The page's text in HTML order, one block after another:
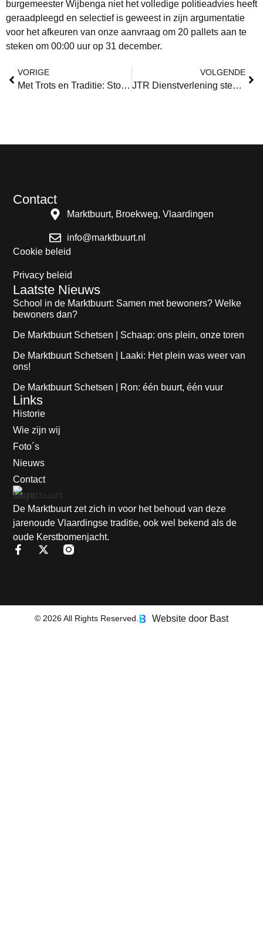
burgemeester Wijbenga niet het volledige politieadvies heeft
geraadpleegd en selectief is geweest in zijn argumentatie
voor het afkeuren van onze aanvraag om 20 pallets aan te
steken om 00:00 uur op 31 december.
VORIGE
Met Trots en Traditie: Stoffels Foods Sponsort Marktbuurt Outdoor!
VOLGENDE
JTR Dienstverlening steunt Marktbuurt Outdoor: Wij staan achter deze traditie!
De Marktbuurt zet zich in voor het behoud van deze
jarenoude Vlaardingse traditie, ook wel bekend als de
oude Kerstbomenjacht.
Laatste Nieuws
School in de Marktbuurt: Samen met bewoners? Welke
bewoners dan?
De Marktbuurt Schetsen | Schaap: ons plein, onze toren
De Marktbuurt Schetsen | Laaki: Het plein was weer van
ons!
De Marktbuurt Schetsen | Ron: één buurt, één vuur
Links
Historie
Wie zijn wij
Foto´s
Nieuws
Contact
Contact
Marktbuurt, Broekweg, Vlaardingen
info@marktbuurt.nl
Cookie beleid
Privacy beleid
© 2026 All Rights Reserved. Website door Bast